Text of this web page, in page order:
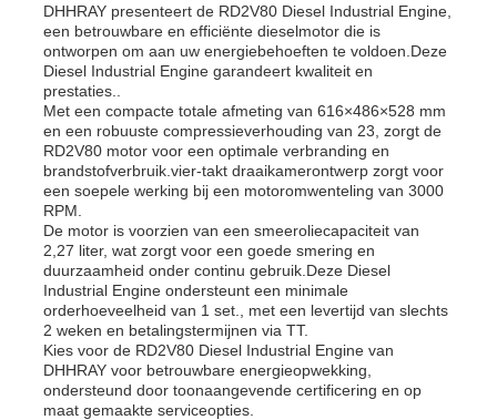
DHHRAY presenteert de RD2V80 Diesel Industrial Engine,
een betrouwbare en efficiënte dieselmotor die is
ontworpen om aan uw energiebehoeften te voldoen.Deze
Diesel Industrial Engine garandeert kwaliteit en
prestaties..
Met een compacte totale afmeting van 616×486×528 mm
en een robuuste compressieverhouding van 23, zorgt de
RD2V80 motor voor een optimale verbranding en
brandstofverbruik.vier-takt draaikamerontwerp zorgt voor
een soepele werking bij een motoromwenteling van 3000
RPM.
De motor is voorzien van een smeeroliecapaciteit van
2,27 liter, wat zorgt voor een goede smering en
duurzaamheid onder continu gebruik.Deze Diesel
Industrial Engine ondersteunt een minimale
orderhoeveelheid van 1 set., met een levertijd van slechts
2 weken en betalingstermijnen via TT.
Kies voor de RD2V80 Diesel Industrial Engine van
DHHRAY voor betrouwbare energieopwekking,
ondersteund door toonaangevende certificering en op
maat gemaakte serviceopties.